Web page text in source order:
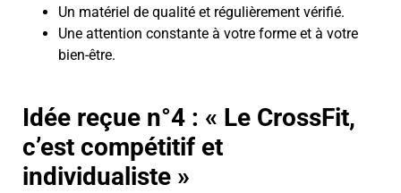
Un matériel de qualité et régulièrement vérifié.
Une attention constante à votre forme et à votre
bien-être.
Idée reçue n°4 : « Le CrossFit,
c’est compétitif et
individualiste »